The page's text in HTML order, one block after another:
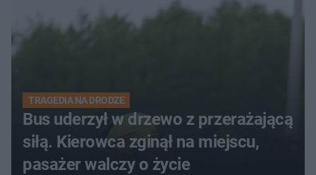
TRAGEDIA NA DRODZE
Bus uderzył w drzewo z przerażającą
siłą. Kierowca zginął na miejscu,
pasażer walczy o życie